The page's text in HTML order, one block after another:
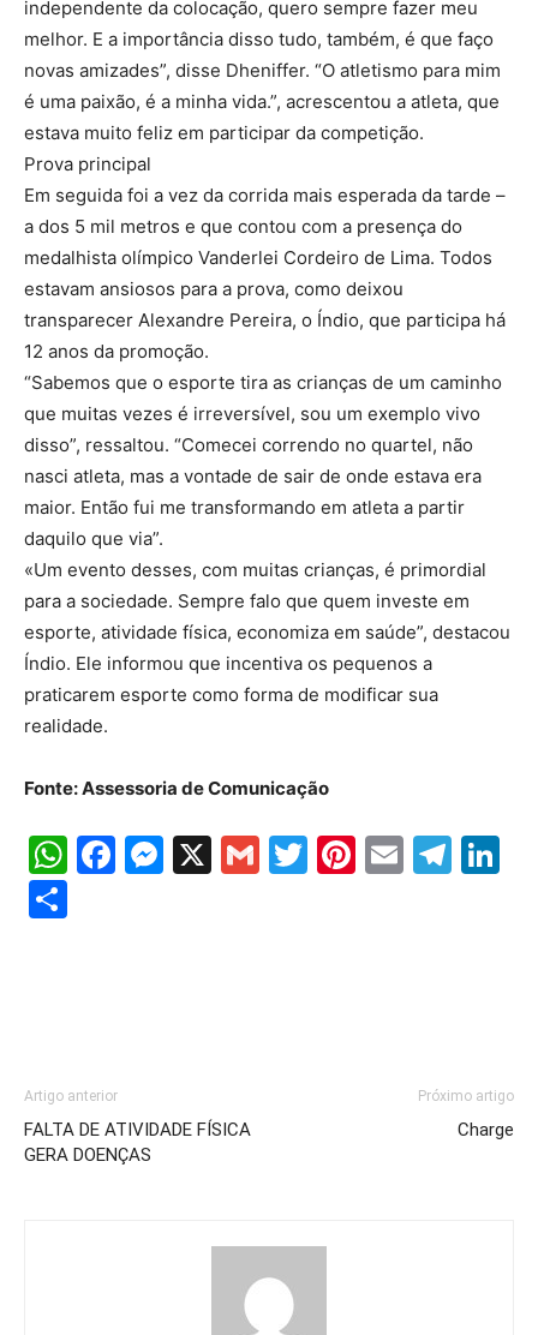
independente da colocação, quero sempre fazer meu
melhor. E a importância disso tudo, também, é que faço
novas amizades”, disse Dheniffer. “O atletismo para mim
é uma paixão, é a minha vida.”, acrescentou a atleta, que
estava muito feliz em participar da competição.
Prova principal
Em seguida foi a vez da corrida mais esperada da tarde –
a dos 5 mil metros e que contou com a presença do
medalhista olímpico Vanderlei Cordeiro de Lima. Todos
estavam ansiosos para a prova, como deixou
transparecer Alexandre Pereira, o Índio, que participa há
12 anos da promoção.
“Sabemos que o esporte tira as crianças de um caminho
que muitas vezes é irreversível, sou um exemplo vivo
disso”, ressaltou. “Comecei correndo no quartel, não
nasci atleta, mas a vontade de sair de onde estava era
maior. Então fui me transformando em atleta a partir
daquilo que via”.
«Um evento desses, com muitas crianças, é primordial
para a sociedade. Sempre falo que quem investe em
esporte, atividade física, economiza em saúde”, destacou
Índio. Ele informou que incentiva os pequenos a
praticarem esporte como forma de modificar sua
realidade.
Fonte: Assessoria de Comunicação
WhatsApp
Facebook
Messenger
X GmailTwitter
Pinterest
Email
Artigo anterior
FALTA DE ATIVIDADE FÍSICA
GERA DOENÇAS
Próximo artigo
Charge